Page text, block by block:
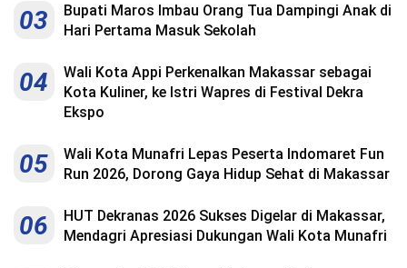
03
Bupati Maros Imbau Orang Tua Dampingi Anak di
Hari Pertama Masuk Sekolah
04
Wali Kota Appi Perkenalkan Makassar sebagai
Kota Kuliner, ke Istri Wapres di Festival Dekra
Ekspo
05
Wali Kota Munafri Lepas Peserta Indomaret Fun
Run 2026, Dorong Gaya Hidup Sehat di Makassar
06
HUT Dekranas 2026 Sukses Digelar di Makassar,
Mendagri Apresiasi Dukungan Wali Kota Munafri